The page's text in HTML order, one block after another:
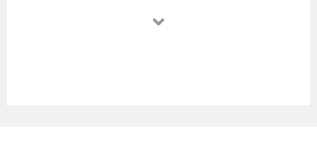
attraverso una maggiore sinergia.